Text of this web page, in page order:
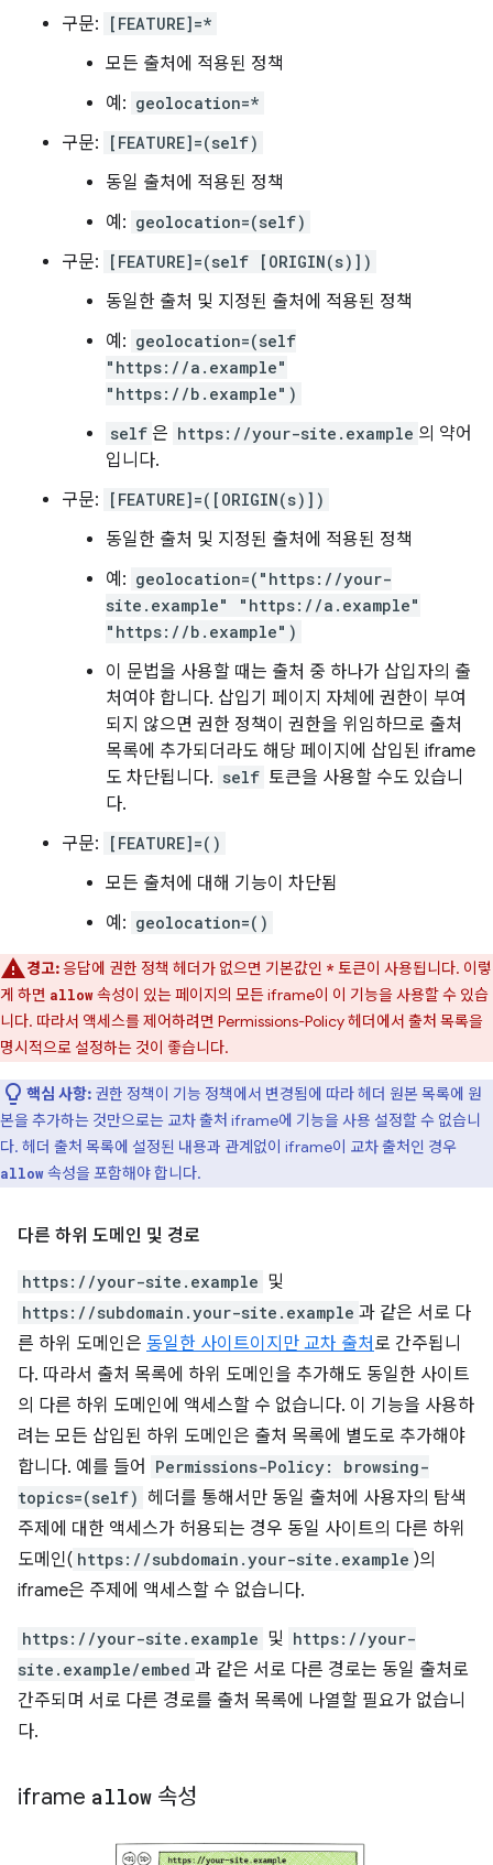
구문: [FEATURE]=*
모든 출처에 적용된 정책
예: geolocation=*
구문: [FEATURE]=(self)
동일 출처에 적용된 정책
예: geolocation=(self)
구문: [FEATURE]=(self [ORIGIN(s)])
동일한 출처 및 지정된 출처에 적용된 정책
예: geolocation=(self
"https://a.example"
"https://b.example")
self 은 https://your-site.example 의 약어
입니다.
구문:
[FEATURE]=([ORIGIN(s)])
동일한 출처 및 지정된 출처에 적용된 정책
예: geolocation=("https://your-
site.example" "https://a.example"
"https://b.example")
이 문법을 사용할 때는 출처 중 하나가 삽입자의 출
처여야 합니다. 삽입기 페이지 자체에 권한이 부여
되지 않으면 권한 정책이 권한을 위임하므로 출처
목록에 추가되더라도 해당 페이지에 삽입된 iframe
도 차단됩니다. self 토큰을 사용할 수도 있습니
다.
구문:
[FEATURE]=()
모든 출처에 대해 기능이 차단됨
예: geolocation=()
경고:응답에 권한 정책 헤더가 없으면 기본값인 * 토큰이 사용됩니다. 이렇
게 하면 allow속성이 있는 페이지의 모든 iframe이 이 기능을 사용할 수 있습
니다. 따라서 액세스를 제어하려면 Permissions-Policy 헤더에서 출처 목록을
명시적으로 설정하는 것이 좋습니다.
핵심 사항: 권한 정책이 기능 정책에서 변경됨에 따라 헤더 원본 목록에 원
본을 추가하는 것만으로는 교차 출처 iframe에 기능을 사용 설정할 수 없습니
다. 헤더 출처 목록에 설정된 내용과 관계없이 iframe이 교차 출처인 경우
allow속성을 포함해야 합니다.
다른 하위 도메인 및 경로
https://your-site.example 및
https://subdomain.your-site.example 과 같은 서로 다
른 하위 도메인은 동일한 사이트이지만 교차 출처로 간주됩니
다. 따라서 출처 목록에 하위 도메인을 추가해도 동일한 사이트
의 다른 하위 도메인에 액세스할 수 없습니다. 이 기능을 사용하
려는 모든 삽입된 하위 도메인은 출처 목록에 별도로 추가해야
합니다. 예를 들어
Permissions-Policy: browsing-
topics=(self) 헤더를 통해서만 동일 출처에 사용자의 탐색
주제에 대한 액세스가 허용되는 경우 동일 사이트의 다른 하위
도메인( https://subdomain.your-site.example )의
iframe은 주제에 액세스할 수 없습니다.
https://your-site.example 및 https://your-
site.example/embed 과 같은 서로 다른 경로는 동일 출처로
간주되며 서로 다른 경로를 출처 목록에 나열할 필요가 없습니
다.
iframe allow 속성